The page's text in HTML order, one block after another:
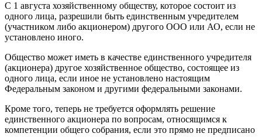
С 1 августа хозяйственному обществу, которое состоит из
одного лица, разрешили быть единственным учредителем
(участником либо акционером) другого ООО или АО, если не
установлено иного.
Общество может иметь в качестве единственного учредителя
(акционера) другое хозяйственное общество, состоящее из
одного лица, если иное не установлено настоящим
Федеральным законом и другими федеральными законами.
Кроме того, теперь не требуется оформлять решение
единственного акционера по вопросам, относящимся к
компетенции общего собрания, если это прямо не предписано